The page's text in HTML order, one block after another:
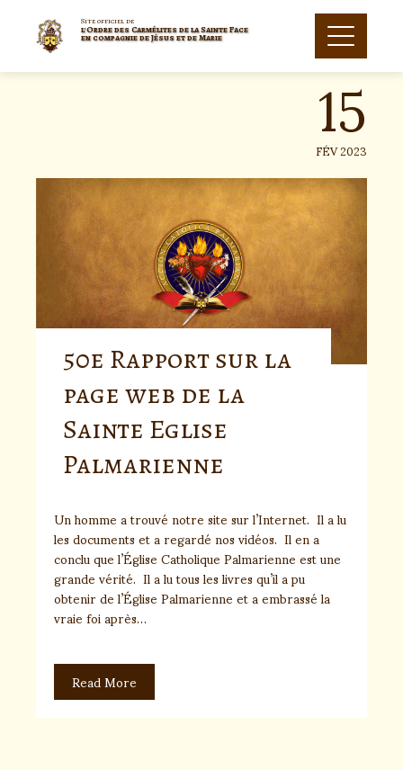
content
Site officiel de
l'Ordre des Carmélites de la Sainte Face
en compagnie de Jésus et de Marie 15
FÉV 2023
50e Rapport sur la
page web de la
Sainte Eglise
Palmarienne
Un homme a trouvé notre site sur l’Internet. Il a lu
les documents et a regardé nos vidéos. Il en a
conclu que l’Église Catholique Palmarienne est une
grande vérité. Il a lu tous les livres qu’il a pu
obtenir de l’Église Palmarienne et a embrassé la
vraie foi après…
Read More